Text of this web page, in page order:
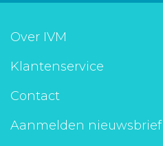
Over IVM
Klantenservice
Contact
Aanmelden nieuwsbrief